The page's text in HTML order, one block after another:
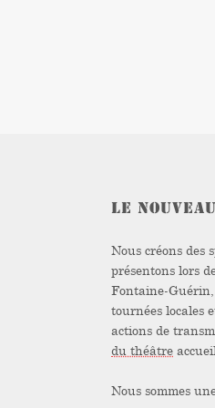
LE
Nous créons des
présentons lors
Fontaine-
tournées locales
actions de
du théâtre
Nous sommes